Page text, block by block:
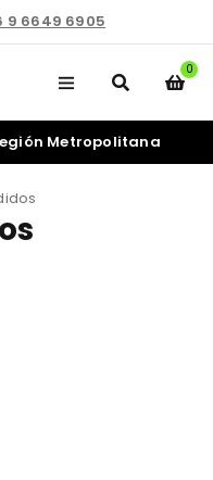
9 6649 6905
0
Metropolitana